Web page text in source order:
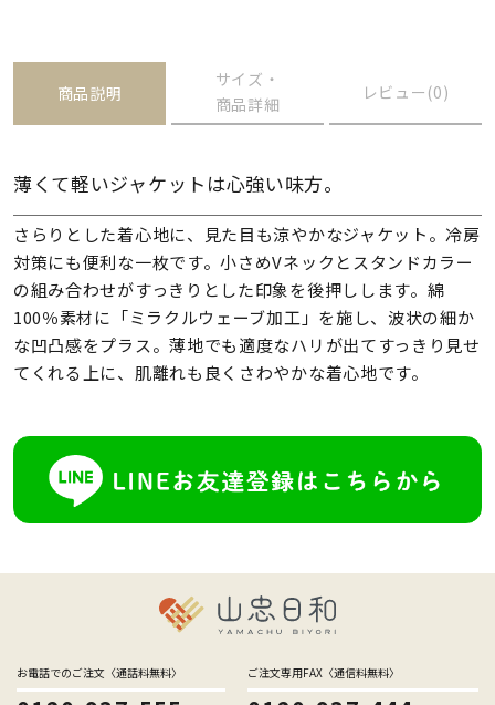
商品説明
サイズ・
商品詳細
レビュー(0)
薄くて軽いジャケットは心強い味方。
さらりとした着心地に、見た目も涼やかなジャケット。冷房
対策にも便利な一枚です。小さめVネックとスタンドカラー
の組み合わせがすっきりとした印象を後押しします。綿
100％素材に「ミラクルウェーブ加工」を施し、波状の細か
な凹凸感をプラス。薄地でも適度なハリが出てすっきり見せ
てくれる上に、肌離れも良くさわやかな着心地です。
お電話でのご注文〈通話料無料〉 ご注文専用FAX〈通信料無料〉